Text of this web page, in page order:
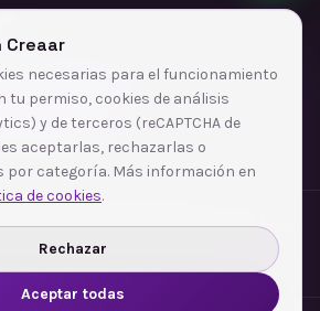
en Google
·L'Hospitalet de Llobregat·Terrassa·Badalona
Santa Coloma de Gramenet
Creaar
necesarias para el funcionamiento
tu permiso, cookies de análisis
y de terceros (reCAPTCHA de
aceptarlas, rechazarlas o
por categoría. Más información en
de cookies.
Rechazar
Aceptar todas